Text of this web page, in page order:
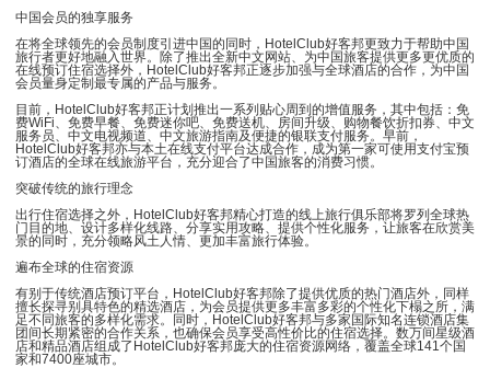
中国会员的独享服务
在将全球领先的会员制度引进中国的同时，HotelClub好客邦更致力于帮助中国
旅行者更好地融入世界。除了推出全新中文网站、为中国旅客提供更多更优质的
在线预订住宿选择外，HotelClub好客邦正逐步加强与全球酒店的合作，为中国
会员量身定制最专属的产品与服务。
目前，HotelClub好客邦正计划推出一系列贴心周到的增值服务，其中包括：免
费WiFi、免费早餐、免费迷你吧、免费送机、房间升级、购物餐饮折扣券、中文
服务员、中文电视频道、中文旅游指南及便捷的银联支付服务。早前，
HotelClub好客邦亦与本土在线支付平台达成合作，成为第一家可使用支付宝预
订酒店的全球在线旅游平台，充分迎合了中国旅客的消费习惯。
突破传统的旅行理念
出行住宿选择之外，HotelClub好客邦精心打造的线上旅行俱乐部将罗列全球热
门目的地、设计多样化线路、分享实用攻略、提供个性化服务，让旅客在欣赏美
景的同时，充分领略风土人情、更加丰富旅行体验。
遍布全球的住宿资源
有别于传统酒店预订平台，HotelClub好客邦除了提供优质的热门酒店外，同样
擅长探寻别具特色的精选酒店，为会员提供更多丰富多彩的个性化下榻之所，满
足不同旅客的多样化需求。同时，HotelClub好客邦与多家国际知名连锁酒店集
团间长期紧密的合作关系，也确保会员享受高性价比的住宿选择。数万间星级酒
店和精品酒店组成了HotelClub好客邦庞大的住宿资源网络，覆盖全球141个国
家和7400座城市。